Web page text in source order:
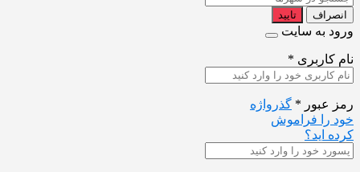
انصراف تایید
ورود به سایت
نام کاربری *
رمز عبور * گذرواژه
خود را فراموش
کرده اید؟